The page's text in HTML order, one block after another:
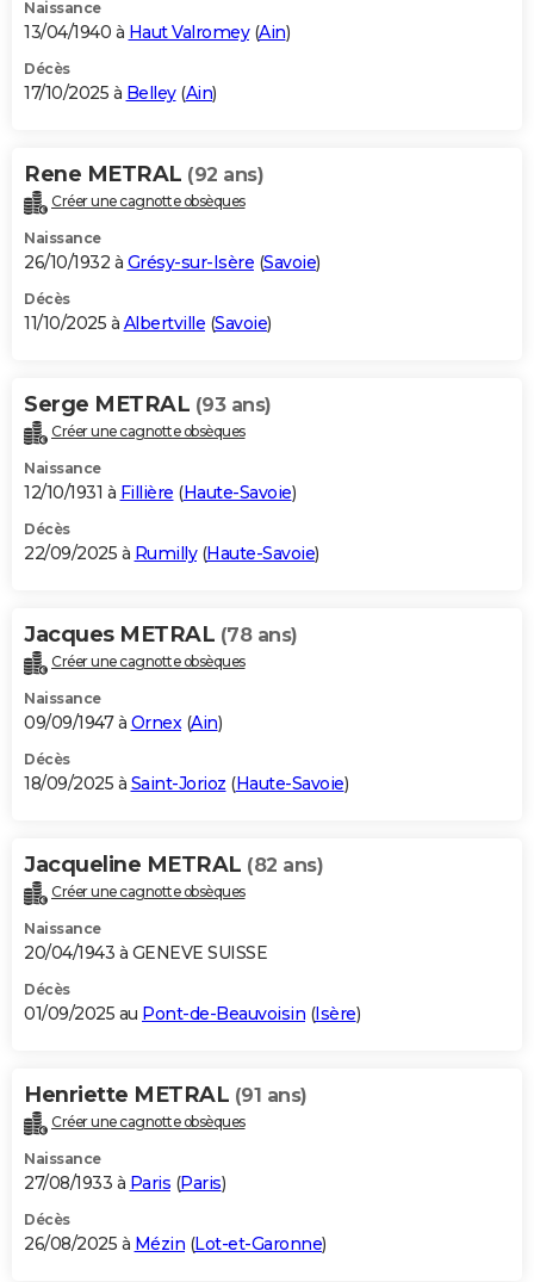
Naissance
13/04/1940 à Haut Valromey(Ain)
Décès
17/10/2025 à Belley(Ain)
Rene METRAL (92 ans)
Créer une cagnotte obsèques
Naissance
26/10/1932 à Grésy-sur-Isère (Savoie)
Décès
11/10/2025 à Albertville (Savoie)
Serge METRAL (93 ans)
Créer une cagnotte obsèques
Naissance
12/10/1931 à Fillière (Haute-Savoie)
Décès
22/09/2025 à Rumilly(Haute-Savoie)
Jacques METRAL (78 ans)
Créer une cagnotte obsèques
Naissance
09/09/1947 à Ornex(Ain)
Décès
18/09/2025 à Saint-Jorioz (Haute-Savoie)
Jacqueline METRAL (82 ans)
Créer une cagnotte obsèques
Naissance
20/04/1943 à GENEVE SUISSE
Décès
01/09/2025 au Pont-de-Beauvoisin (Isère)
Henriette METRAL (91 ans)
Créer une cagnotte obsèques
Naissance
27/08/1933 à Paris (Paris)
Décès
26/08/2025 à Mézin (Lot-et-Garonne)